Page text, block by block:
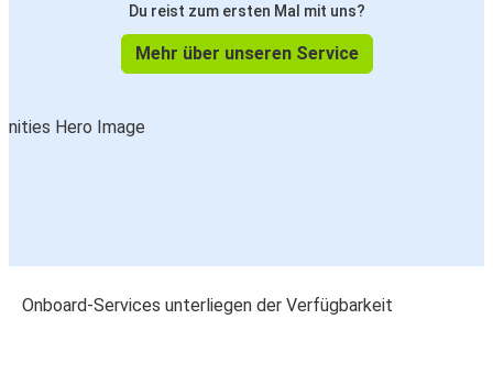
Du reist zum ersten Mal mit uns?
Mehr über unseren Service
Onboard-Services unterliegen der Verfügbarkeit